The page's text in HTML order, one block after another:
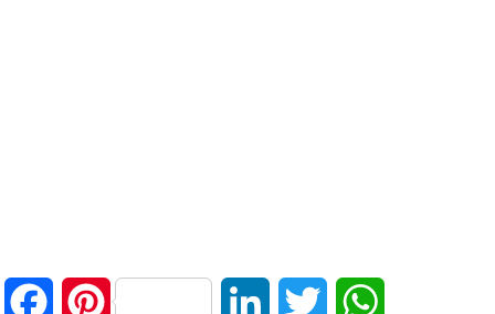
FacebookPinterest LinkedIn Twitter